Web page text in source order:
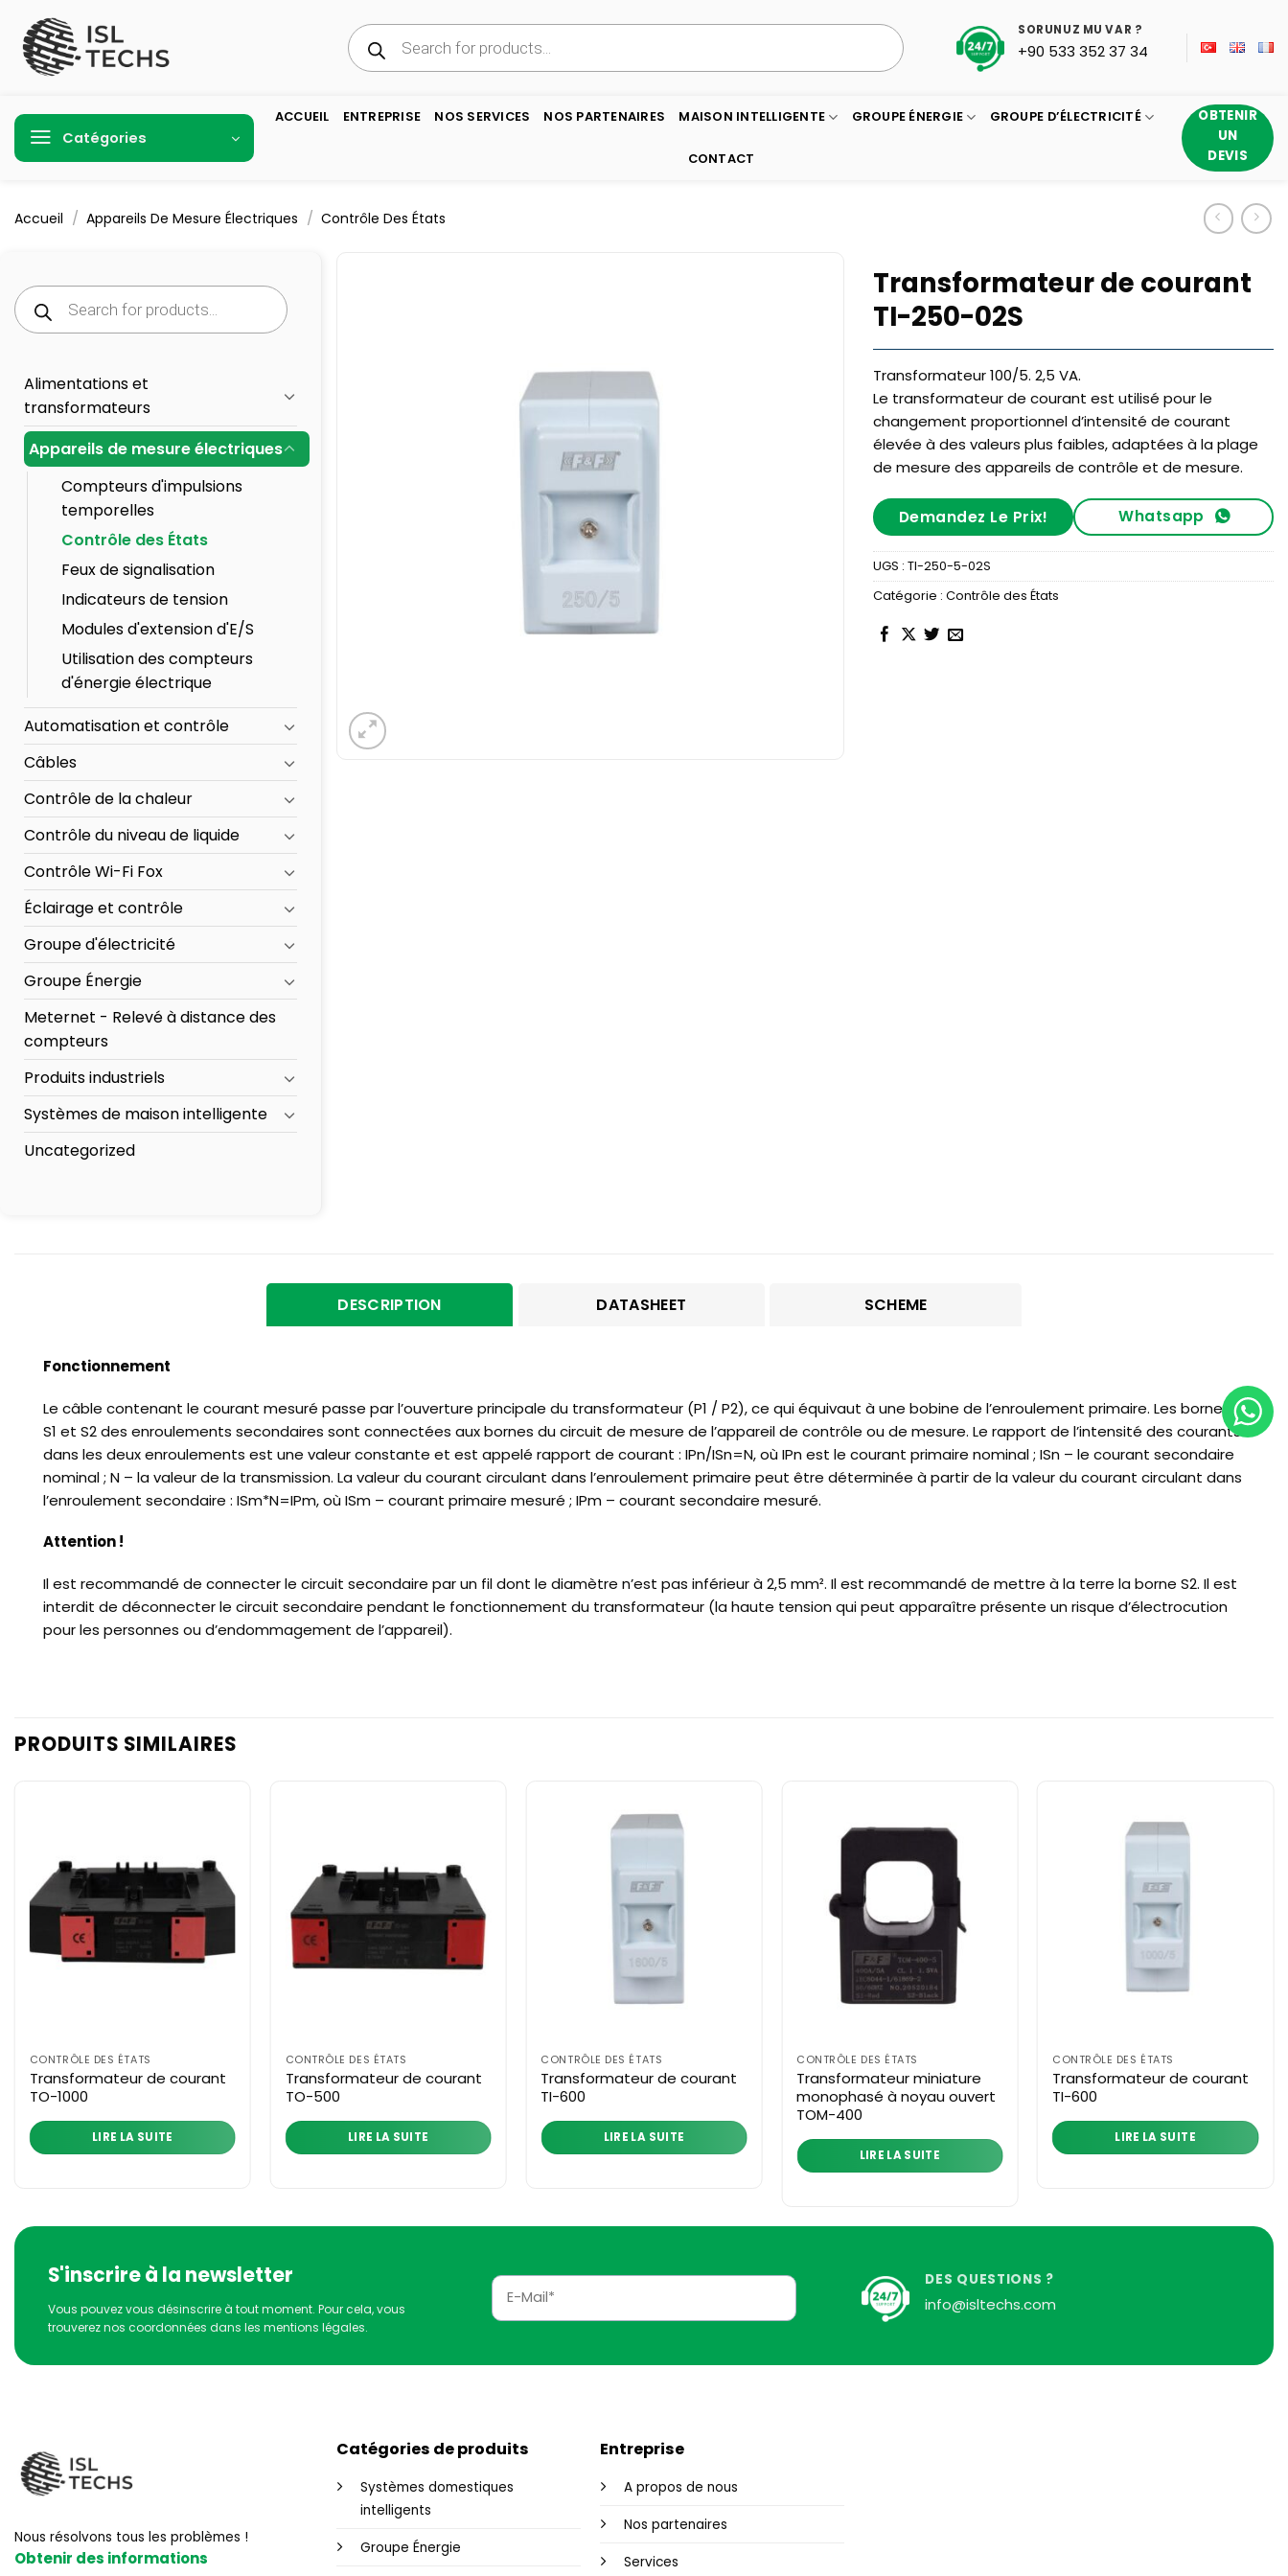
contenu
Recherche
de
produits
SORUNUZ MU VAR ?
+90 533 352 37 34
Catégories
ACCUEIL ENTREPRISE NOS SERVICES NOS PARTENAIRES MAISON INTELLIGENTE GROUPE ÉNERGIE GROUPE D’ÉLECTRICITÉ
CONTACT
OBTENIR
UN
DEVIS
Accueil / Appareils De Mesure Électriques / Contrôle Des États
Transformateur de courant
TI-250-02S
Transformateur 100/5. 2,5 VA.
Le transformateur de courant est utilisé pour le
changement proportionnel d’intensité de courant
élevée à des valeurs plus faibles, adaptées à la plage
de mesure des appareils de contrôle et de mesure.
Demandez Le Prix! Whatsapp
UGS : TI-250-5-02S
Catégorie : Contrôle des États
Recherche
de
produits
Alimentations et
transformateurs
Appareils de mesure électriques
Compteurs d'impulsions
temporelles
Contrôle des États
Feux de signalisation
Indicateurs de tension
Modules d'extension d'E/S
Utilisation des compteurs
d'énergie électrique
Automatisation et contrôle
Câbles
Contrôle de la chaleur
Contrôle du niveau de liquide
Contrôle Wi-Fi Fox
Éclairage et contrôle
Groupe d'électricité
Groupe Énergie
Meternet - Relevé à distance des
compteurs
Produits industriels
Systèmes de maison intelligente
Uncategorized
DESCRIPTION DATASHEET SCHEME
Fonctionnement
Le câble contenant le courant mesuré passe par l’ouverture principale du transformateur (P1 / P2), ce qui équivaut à une bobine de l’enroulement primaire. Les bornes
S1 et S2 des enroulements secondaires sont connectées aux bornes du circuit de mesure de l’appareil de contrôle ou de mesure. Le rapport de l’intensité des courants
dans les deux enroulements est une valeur constante et est appelé rapport de courant : IPn/ISn=N, où IPn est le courant primaire nominal ; ISn – le courant secondaire
nominal ; N – la valeur de la transmission. La valeur du courant circulant dans l’enroulement primaire peut être déterminée à partir de la valeur du courant circulant dans
l’enroulement secondaire : ISm*N=IPm, où ISm – courant primaire mesuré ; IPm – courant secondaire mesuré.
Attention !
Il est recommandé de connecter le circuit secondaire par un fil dont le diamètre n’est pas inférieur à 2,5 mm². Il est recommandé de mettre à la terre la borne S2. Il est
interdit de déconnecter le circuit secondaire pendant le fonctionnement du transformateur (la haute tension qui peut apparaître présente un risque d’électrocution
pour les personnes ou d’endommagement de l’appareil).
PRODUITS SIMILAIRES
CONTRÔLE DES ÉTATS
Transformateur de courant
TO-1000
LIRE LA SUITE
CONTRÔLE DES ÉTATS
Transformateur de courant
TO-500
LIRE LA SUITE
CONTRÔLE DES ÉTATS
Transformateur de courant
TI-600
LIRE LA SUITE
CONTRÔLE DES ÉTATS
Transformateur miniature
monophasé à noyau ouvert
TOM-400
LIRE LA SUITE
CONTRÔLE DES ÉTATS
Transformateur de courant
TI-600
LIRE LA SUITE
S'inscrire à la newsletter
Vous pouvez vous désinscrire à tout moment. Pour cela, vous
trouverez nos coordonnées dans les mentions légales.
DES QUESTIONS ?
info@isltechs.com
Nous résolvons tous les problèmes !
Obtenir des informations
Catégories de produits
Systèmes domestiques
intelligents
Groupe Énergie
Entreprise
A propos de nous
Nos partenaires
Services